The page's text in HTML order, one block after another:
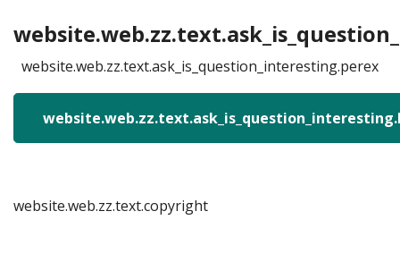
website.web.zz.text.ask_is_question_interesting.perex
website.web.zz.text.copyright